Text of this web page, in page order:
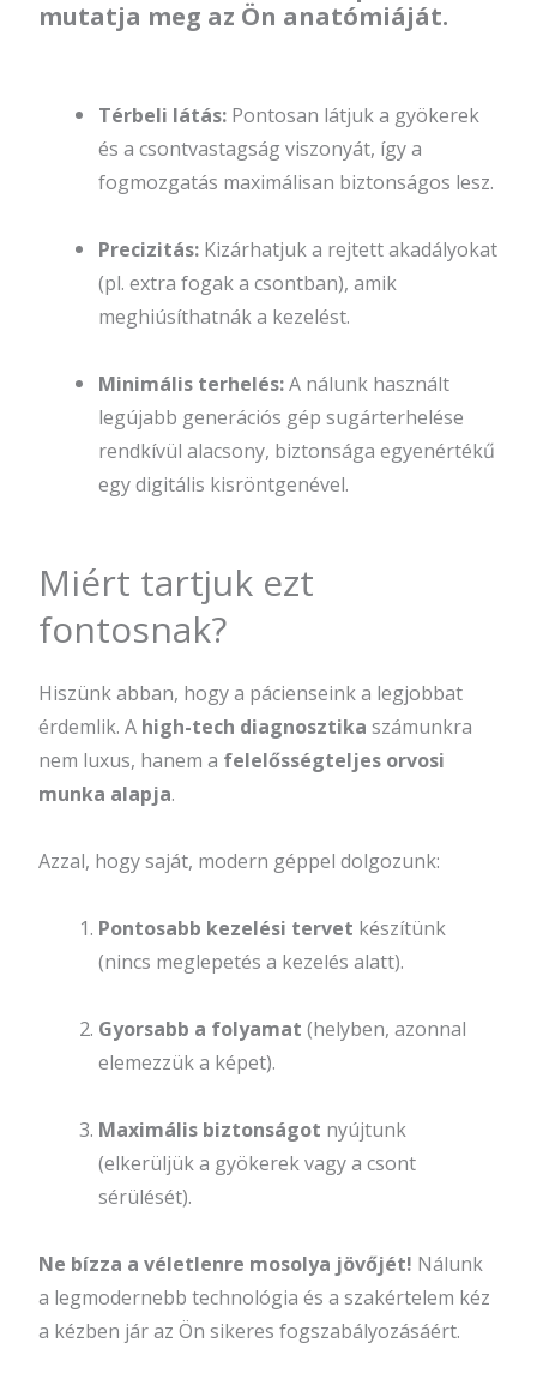
mutatja meg az Ön anatómiáját.
Térbeli látás:Pontosan látjuk a gyökerek
és a csontvastagság viszonyát, így a
fogmozgatás maximálisan biztonságos lesz.
Precizitás:Kizárhatjuk a rejtett akadályokat
(pl. extra fogak a csontban), amik
meghiúsíthatnák a kezelést.
Minimális terhelés:A nálunk használt
legújabb generációs gép sugárterhelése
rendkívül alacsony, biztonsága egyenértékű
egy digitális kisröntgenével.
Miért tartjuk ezt
fontosnak?
Hiszünk abban, hogy a pácienseink a legjobbat
érdemlik. A high-tech diagnosztika számunkra
nem luxus, hanem a felelősségteljes orvosi
munka alapja.
Azzal, hogy saját, modern géppel dolgozunk:
Pontosabb kezelési tervet készítünk
(nincs meglepetés a kezelés alatt).
Gyorsabb a folyamat (helyben, azonnal
elemezzük a képet).
Maximális biztonságot nyújtunk
(elkerüljük a gyökerek vagy a csont
sérülését).
Ne bízza a véletlenre mosolya jövőjét! Nálunk
a legmodernebb technológia és a szakértelem kéz
a kézben jár az Ön sikeres fogszabályozásáért.